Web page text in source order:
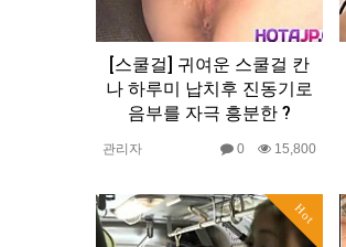
[스쿨걸] 귀여운 스쿨걸 칸
나 하루미 납치후 진동기로
음부를 자극 흥분한 ?
관리자 0 15,800
Hot